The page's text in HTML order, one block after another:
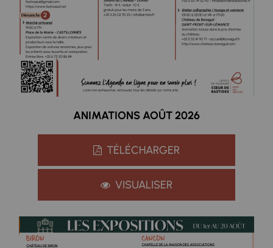
ANIMATIONS AOÛT 2026
TÉLÉCHARGER
VISUALISER